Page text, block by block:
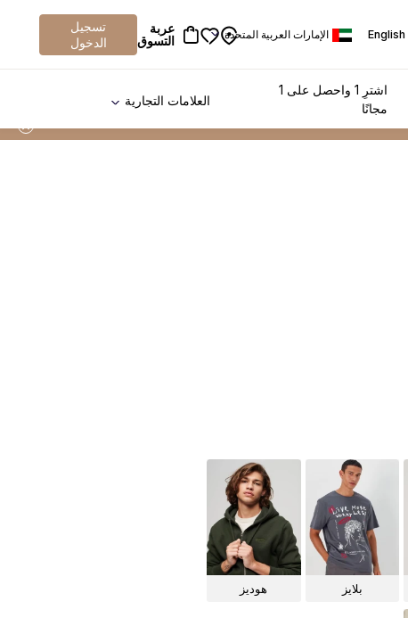
English الإمارات العربية المتحدة
عربة
التسوق
تسجيل
الدخول
اشترِ 1 واحصل على 1
مجانًا
العلامات التجارية
بلايز هوديز